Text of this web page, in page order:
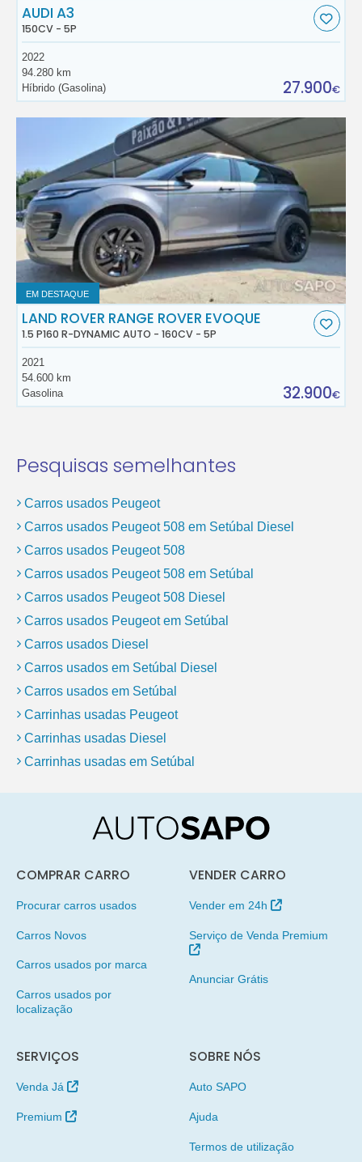
AUDI A3
150CV - 5P
2022
94.280 km
Híbrido (Gasolina)
27.900€
EM DESTAQUE
LAND ROVER RANGE ROVER EVOQUE
1.5 P160 R-DYNAMIC AUTO - 160CV - 5P
2021
54.600 km
Gasolina
32.900€
Pesquisas semelhantes
Carros usados Peugeot
Carros usados Peugeot 508 em Setúbal Diesel
Carros usados Peugeot 508
Carros usados Peugeot 508 em Setúbal
Carros usados Peugeot 508 Diesel
Carros usados Peugeot em Setúbal
Carros usados Diesel
Carros usados em Setúbal Diesel
Carros usados em Setúbal
Carrinhas usadas Peugeot
Carrinhas usadas Diesel
Carrinhas usadas em Setúbal
COMPRAR CARRO
Procurar carros usados
Carros Novos
Carros usados por marca
Carros usados por
localização
VENDER CARRO
Vender em 24h
Serviço de Venda Premium
Anunciar Grátis
SERVIÇOS
Venda Já
Premium
SOBRE NÓS
Auto SAPO
Ajuda
Termos de utilização